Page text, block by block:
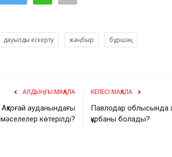
дауылды ескерту жаңбыр бұршақ
АЛДЫҢҒЫ МАҚАЛА
ауданындағы
көтерілді?
КЕЛЕСІ МАҚАЛА
Павлодар облысында
құрбаны болады?